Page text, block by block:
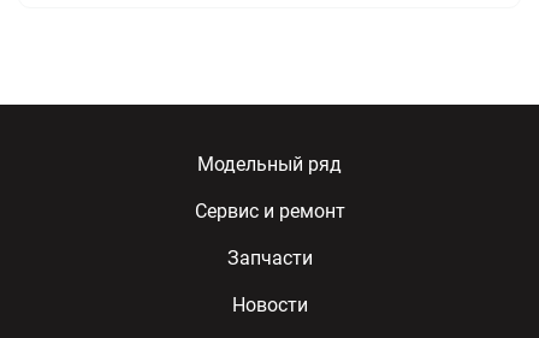
Модельный ряд
Сервис и ремонт
Запчасти
Новости